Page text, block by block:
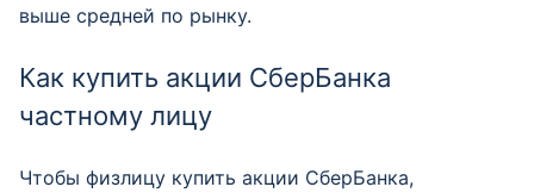
выше средней по рынку.
Как купить акции СберБанка
частному лицу
Чтобы физлицу купить акции СберБанка,